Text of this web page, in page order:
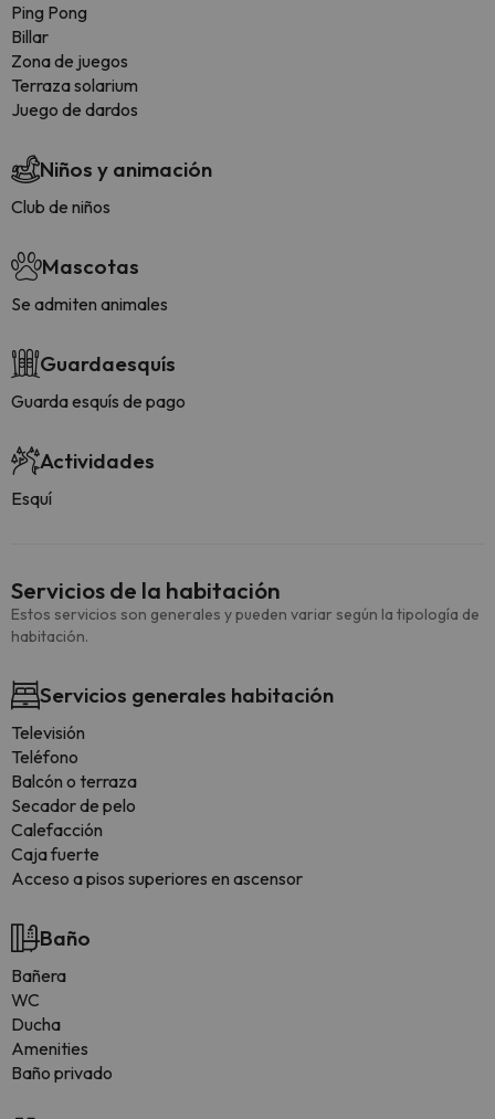
Ping Pong
Billar
Zona de juegos
Terraza solarium
Juego de dardos
Niños y animación
Club de niños
Mascotas
Se admiten animales
Guardaesquís
Guarda esquís de pago
Actividades
Esquí
Servicios de la habitación
Estos servicios son generales y pueden variar según la tipología de
habitación.
Servicios generales habitación
Televisión
Teléfono
Balcón o terraza
Secador de pelo
Calefacción
Caja fuerte
Acceso a pisos superiores en ascensor
Baño
Bañera
WC
Ducha
Amenities
Baño privado